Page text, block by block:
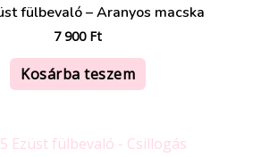
fülbevaló – Aranyos macska
7 900 Ft
Kosárba teszem